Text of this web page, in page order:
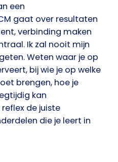
een
gaat over resultaten
verbinding maken
Ik zal nooit mijn
Weten waar je op
bij wie je op welke
brengen, hoe je
kan
de juiste
die je leert in